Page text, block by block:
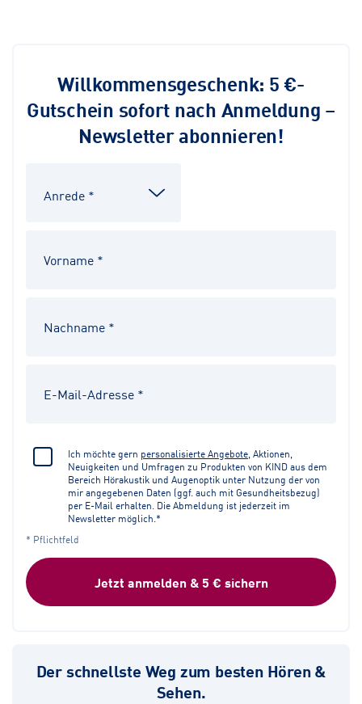
Willkommensgeschenk: 5 €-
Gutschein sofort nach Anmeldung –
Newsletter abonnieren!
Ich möchte gern personalisierte Angebote , Aktionen,
Neuigkeiten und Umfragen zu Produkten von KIND aus dem
Bereich Hörakustik und Augenoptik unter Nutzung der von
mir angegebenen Daten (ggf. auch mit Gesundheitsbezug)
per E-Mail erhalten. Die Abmeldung ist jederzeit im
Newsletter möglich.*
* Pflichtfeld
Jetzt anmelden & 5 € sichern
Der schnellste Weg zum besten Hören &
Sehen.